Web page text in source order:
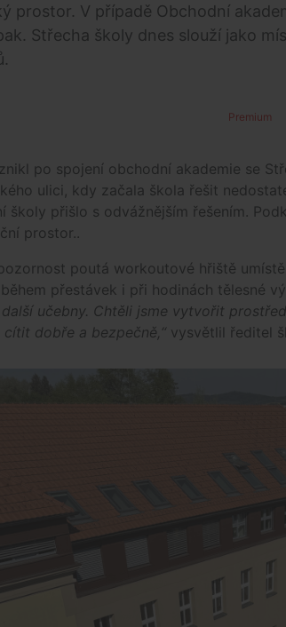
prostor. V případě Obchodní
Střecha školy dnes slouží jako
Premium
po spojení obchodní akademie se
ulici, kdy začala škola řešit
školy přišlo s odvážnějším řešením.
prostor..
poutá workoutové hřiště
přestávek i při hodinách tělesné
učebny. Chtěli jsme vytvořit
cítit dobře a bezpečně,“ vysvětlil ředitel